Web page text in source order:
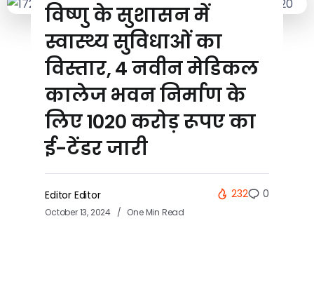
विष्णु के सुशासन में
स्वास्थ्य सुविधाओं का
विस्तार, 4 नवीन मेडिकल
कालेज भवन निर्माण के
लिए 1020 करोड़ रूपए का
ई-टेंडर जारी
Editor Editor
October 13, 2024 One Min Read
232 0